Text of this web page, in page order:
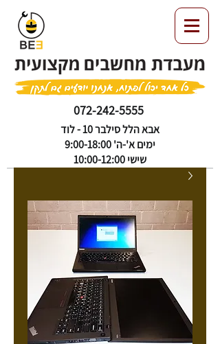
072-242-5555
אבא הלל סילבר 10 - לוד
ימים א'-ה' 9:00-18:00
שישי 10:00-12:00